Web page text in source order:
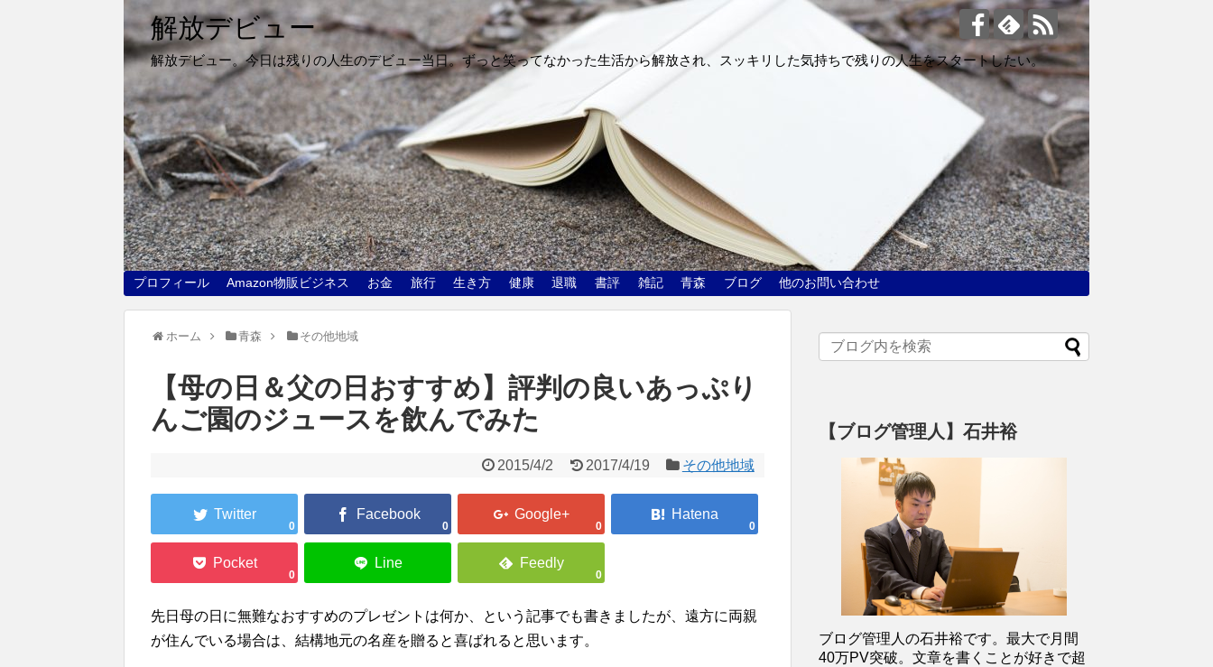
解放デビュー
解放デビュー。今日は残りの人生のデビュー当日。ずっと笑ってなかった生活から解放され、スッキリした気持ちで残りの人生をスタートしたい。
プロフィール Amazon物販ビジネス お金 旅行 生き方 健康 退職 書評 雑記 青森 ブログ 他のお問い合わせ
ホーム 青森 その他地域
【母の日＆父の日おすすめ】評判の良いあっぷり
んご園のジュースを飲んでみた
2015/4/2 2017/4/19 その他地域
0 0 0 0
0 0
先日母の日に無難なおすすめのプレゼントは何か、という記事でも書きましたが、遠方に両親
が住んでいる場合は、結構地元の名産を贈ると喜ばれると思います。
【ブログ管理人】石井裕
ブログ管理人の石井裕です。最大で月間
40万PV突破。文章を書くことが好きで超